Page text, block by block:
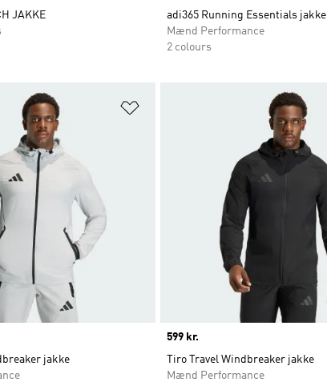
JAKKE
adi365 Running Essentials jakke
Mænd Performance
2 colours
jakke
Price
599 kr.
Tiro Travel Windbreaker jakke
Mænd Performance